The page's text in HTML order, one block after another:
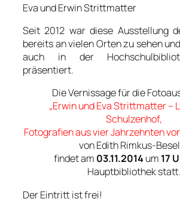
Eva und Erwin Strittmatter
Seit 2012 war diese Ausstellung
bereits an vielen Orten zu sehen
auch in der
präsentiert.
Die Vernissage für die
„Erwin und Eva Strittmatter –
Schulzenhof,
Fotografien aus vier Jahrzehnten
von Edith Rimkus-
findet am 03.11.2014 um 17
Hauptbibliothek statt.
Der Eintritt ist frei!